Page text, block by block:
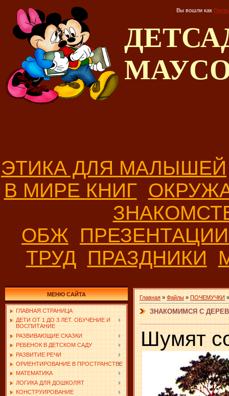
Вы вошли как Гость
ЭТИКА ДЛЯ МАЛЫШЕЙ
В МИРЕ КНИГ
ОБЖ
ТРУД ПРАЗДНИКИ
МЕНЮ САЙТА
ГЛАВНАЯ СТРАНИЦА
ДЕТИ ОТ 1 ДО 3 ЛЕТ. ОБУЧЕНИЕ И
ВОСПИТАНИЕ
РАЗВИВАЮЩИЕ СКАЗКИ
РЕБЕНОК В ДЕТСКОМ САДУ
РАЗВИТИЕ РЕЧИ
ОРИЕНТИРОВАНИЕ В ПРОСТРАНСТВЕ
МАТЕМАТИКА
ЛОГИКА ДЛЯ ДОШКОЛЯТ
КОНСТРУИРОВАНИЕ
Главная » Файлы » ПОЧЕМУЧКИ
ЗНАКОМИМСЯ С
Шумят